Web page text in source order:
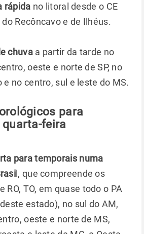
rápida no litoral desde o CE
Recôncavo e de Ilhéus.
chuvaa partir da tarde no
oeste e norte de SP, no
no centro, sul e leste do MS.
para
feira
para temporais numa
l, que compreende os
RO, TO, em quase todo o PA
estado), no sul do AM,
oeste e norte de MS,